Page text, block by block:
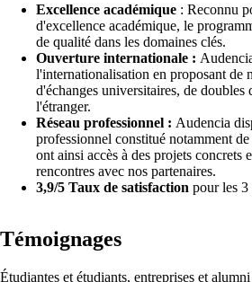
Excellence académique : Reconnu
d'excellence académique, le
de qualité dans les domaines clés.
Ouverture internationale :
l'internationalisation en proposant de
d'échanges universitaires, de doubles
l'étranger.
Réseau professionnel : Audencia
professionnel constitué notamment
ont ainsi accès à des projets concrets
rencontres avec nos partenaires.
3,9/5 Taux de satisfaction pour les 3
Témoignages
Étudiantes et étudiants, entreprises et